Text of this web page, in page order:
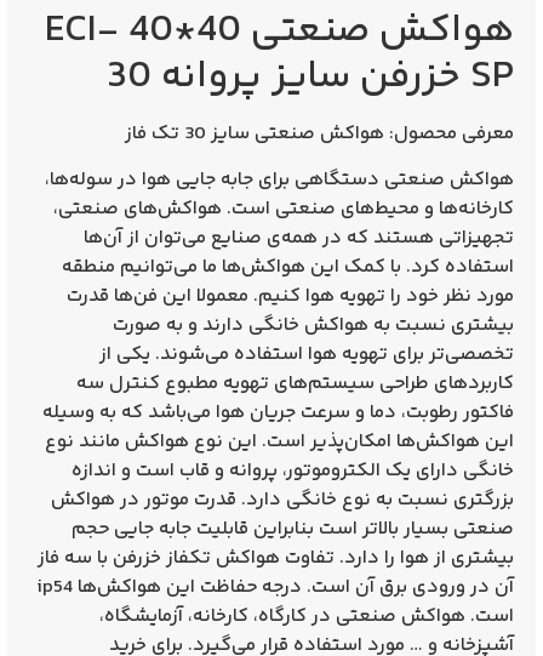
هواکش صنعتی 40*40 ECI-
SP خزرفن سایز پروانه 30
معرفی محصول: هواکش صنعتی سایز 30 تک فاز
هواکش صنعتی دستگاهی برای جابه جایی هوا در سوله‌ها،
کارخانه‌ها و محیط‌های صنعتی است. هواکش‌های صنعتی،
تجهیزاتی هستند که در همه‌ی صنایع می‌توان از آن‌ها
استفاده کرد. با کمک این هواکش‌ها ما می‌توانیم منطقه‌
مورد نظر خود را تهویه هوا کنیم. معمولا این فن‌ها قدرت
بیشتری نسبت به هواکش خانگی دارند و به صورت
تخصصی‌تر برای تهویه هوا استفاده می‌شوند. یکی از
کاربرد‌های طراحی سیستم‌های تهویه مطبوع کنترل سه
فاکتوررطوبت، دما و سرعت جریان هوا می‌باشد که به وسیله
این هواکش‌ها امکان‌پذیر است. این نوع هواکش مانند نوع
خانگی دارای یک الکتروموتور، پروانه و قاب است و اندازه
بزرگتری نسبت به نوع خانگی دارد. قدرت موتور در هواکش
صنعتی بسیار بالاتر است بنابراین قابلیت جابه جایی حجم
بیشتری از هوا را دارد. تفاوت هواکش تکفاز خزرفن با سه فاز
آن در ورودی برق آن است. درجه حفاظت این هواکش‌ها ip54
است. هواکش صنعتی در کارگاه، کارخانه، آزمایشگاه،
آشپزخانه و … مورد استفاده قرار می‌گیرد. برای خرید